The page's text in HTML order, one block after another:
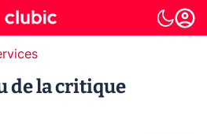
de la critique